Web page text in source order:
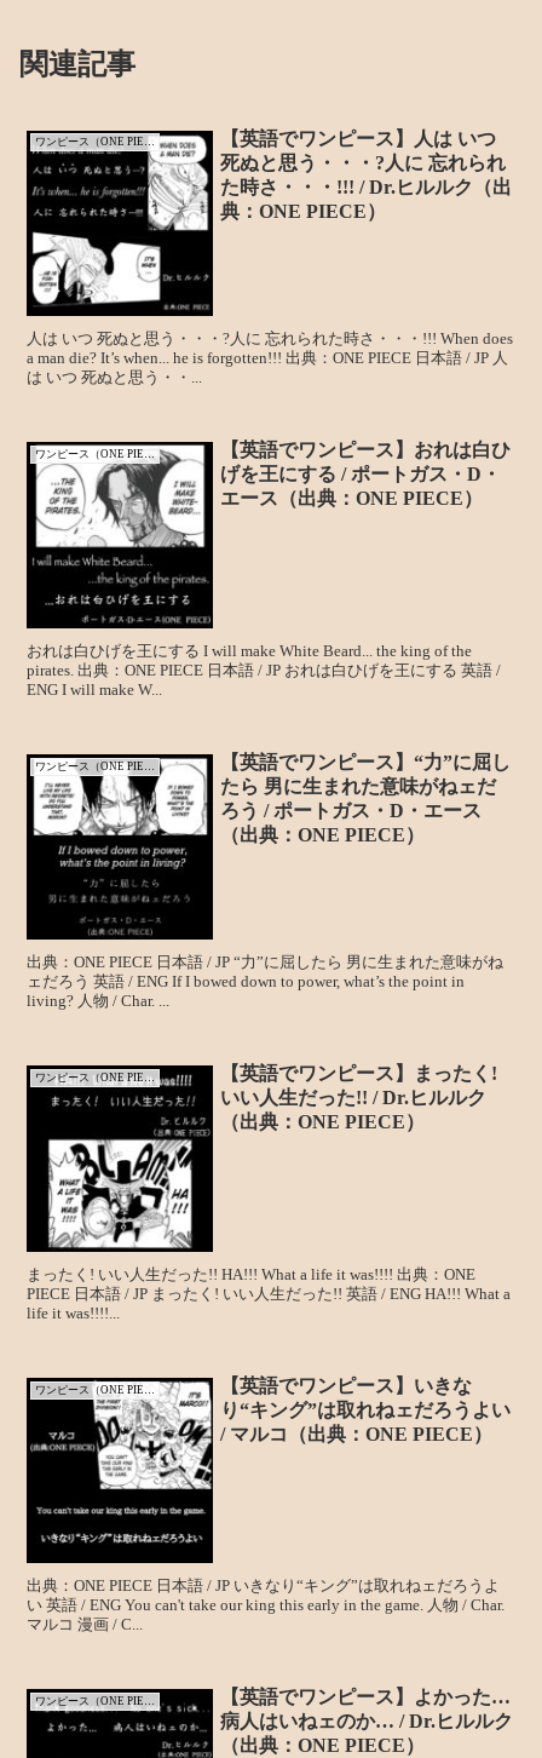
関連記事
ワンピース（ONE PIECE）
【英語でワンピース】人は いつ
死ぬと思う・・・?人に 忘れられ
た時さ・・・!!! / Dr.ヒルルク（出
典：ONE PIECE）
人は いつ 死ぬと思う・・・?人に 忘れられた時さ・・・!!! When does
a man die? It’s when... he is forgotten!!! 出典：ONE PIECE 日本語 / JP 人
は いつ 死ぬと思う・・...
ワンピース（ONE PIECE）
【英語でワンピース】おれは白ひ
げを王にする / ポートガス・D・
エース（出典：ONE PIECE）
おれは白ひげを王にする I will make White Beard... the king of the
pirates. 出典：ONE PIECE 日本語 / JP おれは白ひげを王にする 英語 /
ENG I will make W...
【英語でワンピース】“力”に屈し
たら 男に生まれた意味がねェだ
ろう / ポートガス・D・エース
（出典：ONE PIECE）
出典：ONE PIECE 日本語 / JP “力”に屈したら 男に生まれた意味がね
ェだろう 英語 / ENG If I bowed down to power, what’s the point in
living? 人物 / Char. ...
ワンピース（ONE PIECE）
【英語でワンピース】まったく!
いい人生だった!! / Dr.ヒルルク
（出典：ONE PIECE）
まったく! いい人生だった!! HA!!! What a life it was!!!! 出典：ONE
PIECE 日本語 / JP まったく! いい人生だった!! 英語 / ENG HA!!! What a
life it was!!!!...
【英語でワンピース】いきな
り“キング”は取れねェだろうよい
/ マルコ（出典：ONE PIECE）
出典：ONE PIECE 日本語 / JP いきなり“キング”は取れねェだろうよ
い 英語 / ENG You can't take our king this early in the game. 人物 / Char.
マルコ 漫画 / C...
ワンピース（ONE PIECE）
【英語でワンピース】よかった…
病人はいねェのか… / Dr.ヒルルク
（出典：ONE PIECE）